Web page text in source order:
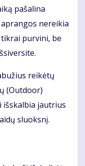
pašalina
nereikia
purvini, be
reikėtų
(Outdoor)
jautrius
sluoksnį.